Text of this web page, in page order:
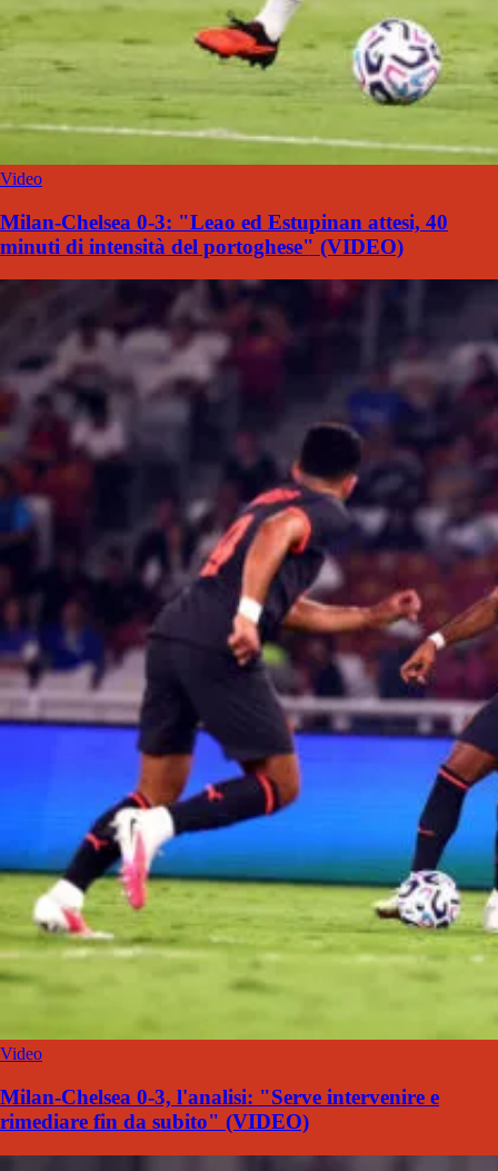
Video
Milan-Chelsea 0-3: "Leao ed Estupinan attesi, 40
minuti di intensità del portoghese" (VIDEO)
Video
Milan-Chelsea 0-3, l'analisi: "Serve intervenire e
rimediare fin da subito" (VIDEO)